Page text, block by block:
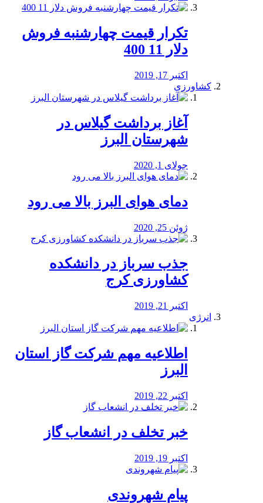
تکرار قیمت چهارشنبه فروش
دلار 11 400
اکتبر 17, 2019
کشاورزی
آغاز برداشت گیلاس در
شهرستان البرز
جولای 1, 2020
دمای هوای البرز بالا می رود
ژوئن 25, 2020
جذب سرباز در دانشکده
کشاورزی کرج
اکتبر 21, 2019
انرژی
️اطلاعیه مهم شرکت گاز استان
البرز
اکتبر 22, 2019
خبر تخلف در انشعاب گاز
اکتبر 19, 2019
پیام شهروندی